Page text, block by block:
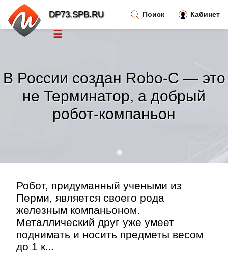
В России создан Robo-C — это
не Терминатор, а добрый
робот-компаньон
Робот, придуманный учеными из
Перми, является своего рода
железным компаньоном.
Металлический друг уже умеет
поднимать и носить предметы весом
до 1 к...
Поиск Кабинет
DP73.SPB.RU
☰
Тренды новостей»
»